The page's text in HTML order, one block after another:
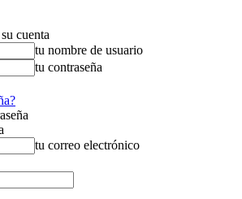
cuenta
tu nombre de usuario
tu contraseña
tu correo electrónico